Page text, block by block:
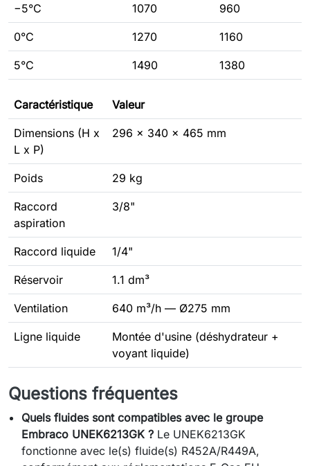
−5°C 1070 960
0°C 1270 1160
5°C 1490 1380
Caractéristique Valeur
Dimensions (H x
L x P)
296 x 340 x 465 mm
Poids 29 kg
Raccord
aspiration
3/8"
Raccord liquide 1/4"
Réservoir 1.1 dm³
Ventilation 640 m³/h — Ø275 mm
Ligne liquide
Montée d'usine (déshydrateur +
voyant liquide)
Questions fréquentes
Quels fluides sont compatibles avec le groupe
Embraco UNEK6213GK ? Le UNEK6213GK
fonctionne avec le(s) fluide(s) R452A/R449A,